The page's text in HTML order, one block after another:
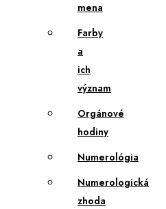
mena
Farby
a
ich
význam
Orgánové
hodiny
Numerológia
Numerologická
zhoda